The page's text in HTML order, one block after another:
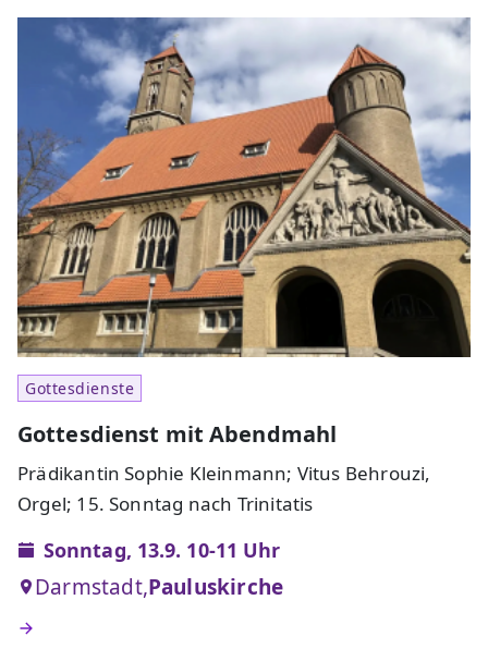
Gottesdienste
Gottesdienst mit Abendmahl
Prädikantin Sophie Kleinmann; Vitus Behrouzi,
Orgel; 15. Sonntag nach Trinitatis
Sonntag, 13.9. 10-11 Uhr
Darmstadt,Pauluskirche